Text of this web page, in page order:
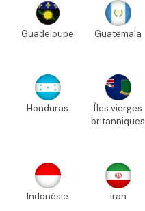
Guadeloupe Guatemala
Honduras
Îles vierges
britanniques
Indonésie Iran